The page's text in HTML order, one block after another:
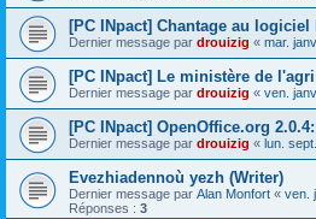
[PC INpact] Chantage au
Dernier message par drouizig « mar.
[PC INpact] Le ministère de
Dernier message par drouizig « ven.
[PC INpact] OpenOffice.org
Dernier message par drouizig « lun.
Evezhiadennoù yezh (Writer)
Dernier message par Alan Monfort « ven.
Réponses : 3